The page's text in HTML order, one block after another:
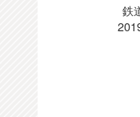
鉄